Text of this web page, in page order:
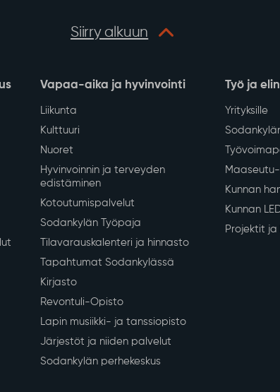
Siirry alkuun
Vapaa-aika ja hyvinvointi
Liikunta
Kulttuuri
Nuoret
Hyvinvoinnin ja terveyden
edistäminen
Kotoutumispalvelut
Sodankylän Työpaja
Tilavarauskalenteri ja hinnasto
Tapahtumat Sodankylässä
Kirjasto
Revontuli-Opisto
Lapin musiikki- ja tanssiopisto
Järjestöt ja niiden palvelut
Sodankylän perhekeskus
Työ ja
Yrityksille
Kunnan
Kunnan
Projektit ja